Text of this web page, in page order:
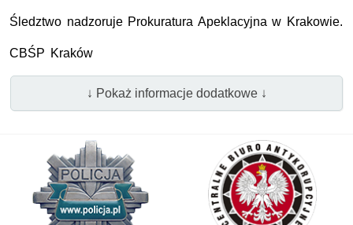
Śledztwo nadzoruje Prokuratura Apeklacyjna w Krakowie.
CBŚP Kraków
↓ Pokaż informacje dodatkowe ↓